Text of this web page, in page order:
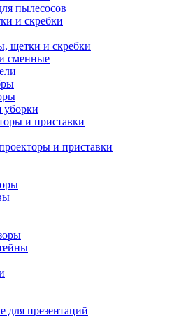
пылесосов
и скребки
щетки и скребки
сменные
уборки
и приставки
и приставки
для презентаций